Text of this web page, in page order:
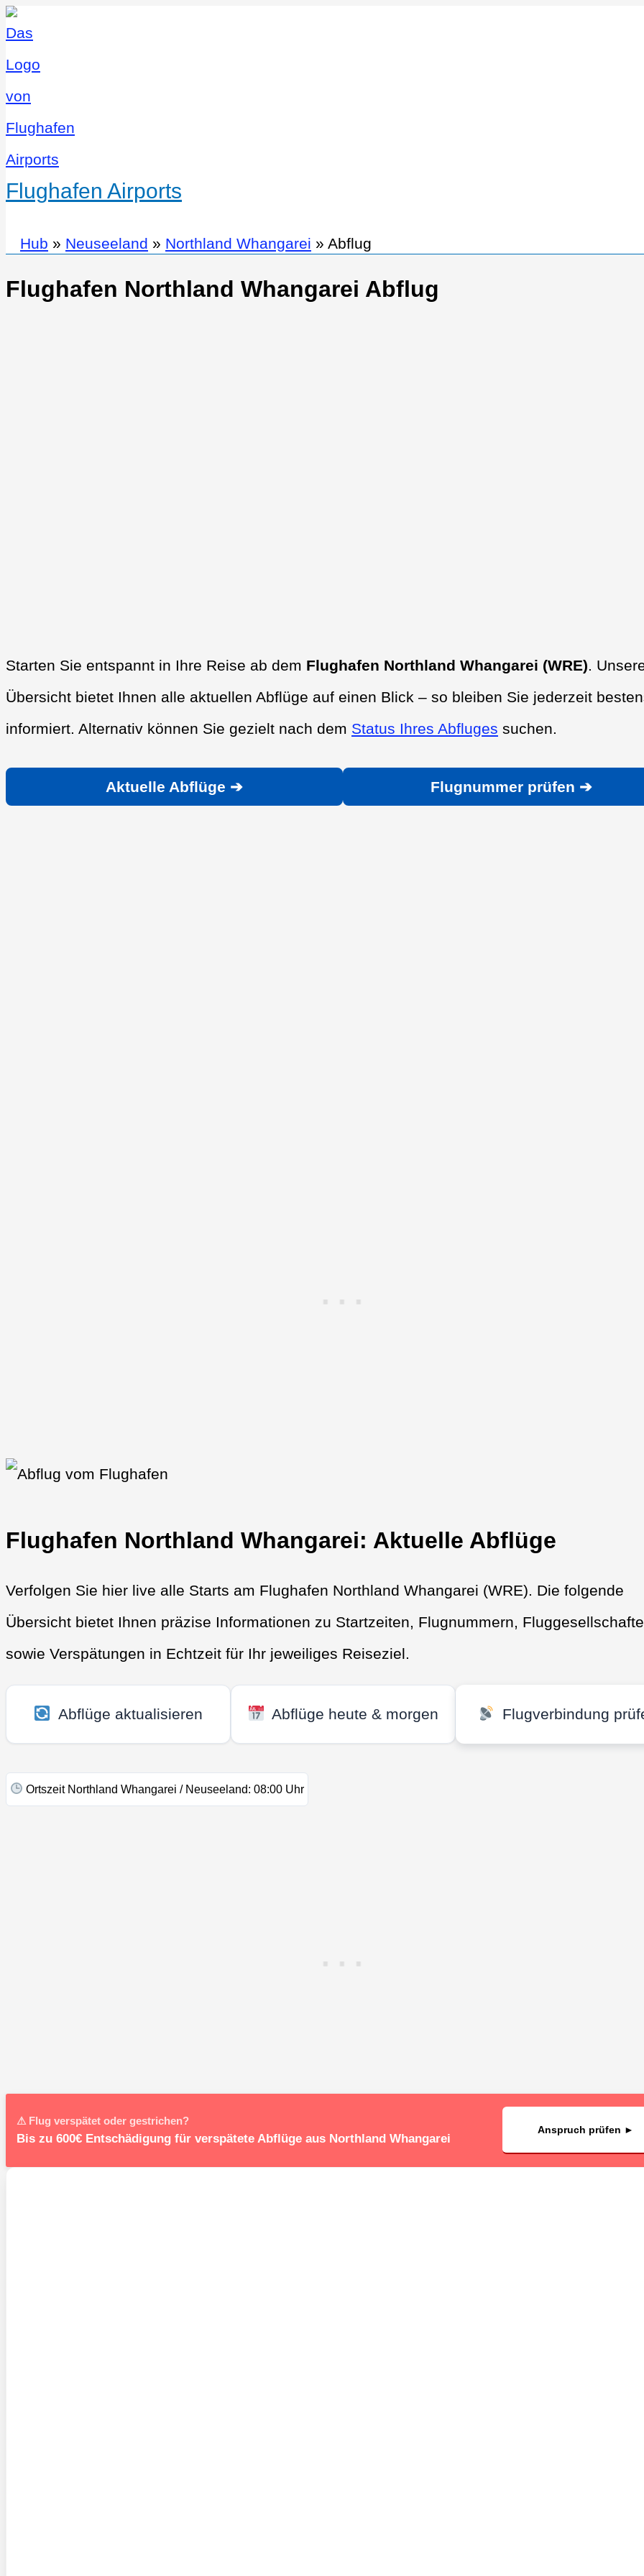
Flughafen Airports
Hub » Neuseeland » Northland Whangarei » Abflug
Flughafen Northland Whangarei Abflug
Starten Sie entspannt in Ihre Reise ab dem Flughafen Northland Whangarei (WRE).
Übersicht bietet Ihnen alle aktuellen Abflüge auf einen Blick – so bleiben Sie jederzeit
informiert. Alternativ können Sie gezielt nach dem Status Ihres Abfluges suchen.
Aktuelle Abflüge ➔ Flugnummer prüfen ➔
Flughafen Northland Whangarei: Aktuelle Abflüge
Verfolgen Sie hier live alle Starts am Flughafen Northland Whangarei (WRE). Die folgende
Übersicht bietet Ihnen präzise Informationen zu Startzeiten, Flugnummern,
sowie Verspätungen in Echtzeit für Ihr jeweiliges Reiseziel.
Abflüge aktualisieren Abflüge heute & morgen Flugverbindung
Ortszeit Northland Whangarei / Neuseeland: 08:00 Uhr
⚠ Flug verspätet oder gestrichen?
Bis zu 600€ Entschädigung für verspätete Abflüge aus Northland Whangarei
Anspruch prüfen ►